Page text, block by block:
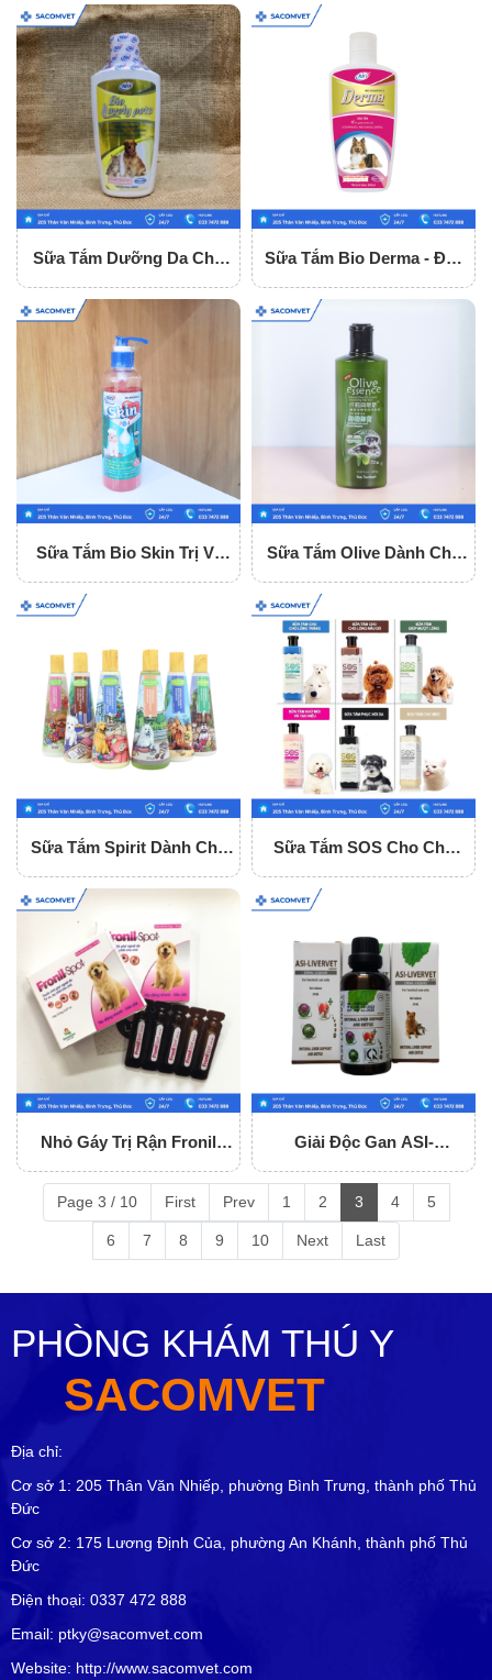
Sữa Tắm Dưỡng Da Cho
Sữa Tắm Bio Derma - Đặc
Sữa Tắm Bio Skin Trị Ve
Sữa Tắm Olive Dành Cho
Sữa Tắm Spirit Dành Cho
Sữa Tắm SOS Cho Chó
Nhỏ Gáy Trị Rận Fronil
Giải Độc Gan ASI-
Page 3 / 10 First Prev 1 2 3 4 5
6 7 8 9 10 Next Last
PHÒNG KHÁM THÚ Y
SACOMVET
Địa chỉ:
Cơ sở 1: 205 Thân Văn Nhiếp, phường Bình Trưng, thành phố Thủ
Đức
Cơ sở 2: 175 Lương Định Của, phường An Khánh, thành phố Thủ
Đức
Điện thoại: 0337 472 888
Email: ptky@sacomvet.com
Website: http://www.sacomvet.com